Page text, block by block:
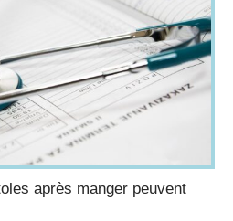
après manger peuvent